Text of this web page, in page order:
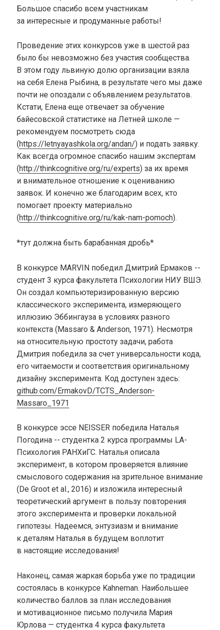
Большое спасибо всем участникам
за интересные и продуманные работы!
Проведение этих конкурсов уже в шестой раз
было бы невозможно без участия сообщества.
В этом году львиную долю организации взяла
на себя Елена Рыбина, в результате чего мы даже
почти не опоздали с объявлением результатов.
Кстати, Елена еще отвечает за обучение
байесовской статистике на Летней школе —
рекомендуем посмотреть сюда
(https://letnyayashkola.org/andan/) и подать заявку.
Как всегда огромное спасибо нашим экспертам
(http://thinkcognitive.org/ru/experts) за их время
и внимательное отношение к оцениванию
заявок. И конечно же благодарим всех, кто
помогает проекту материально
(http://thinkcognitive.org/ru/kak-nam-pomoch).
*тут должна быть барабанная дробь*
В конкурсе MARVIN победил Дмитрий Ермаков --
студент 3 курса факультета Психологии НИУ ВШЭ.
Он создал компьютеризированную версию
классического эксперимента, измеряющего
иллюзию Эббингауза в условиях разного
контекста (Massaro & Anderson, 1971). Несмотря
на относительную простоту задачи, работа
Дмитрия победила за счет универсальности кода,
его читаемости и соответствия оригинальному
дизайну эксперимента. Код доступен здесь:
github.com/ErmakovD/TCTS_Anderson-
Massaro_1971
В конкурсе эссе NEISSER победила Наталья
Погодина -- студентка 2 курса программы LA-
Психология РАНХиГС. Наталья описала
эксперимент, в котором проверяется влияние
смыслового содержания на зрительное внимание
(De Groot et al., 2016) и изложила интересный
теоретический аргумент в пользу повторения
этого эксперимента и проверки локальной
гипотезы. Надеемся, энтузиазм и внимание
к деталям Наталья в будущем воплотит
в настоящие исследования!
Наконец, самая жаркая борьба уже по традиции
состоялась в конкурсе Kahneman. Наибольшее
количество баллов за план исследования
и мотивационное письмо получила Мария
Юрлова — студентка 4 курса факультета